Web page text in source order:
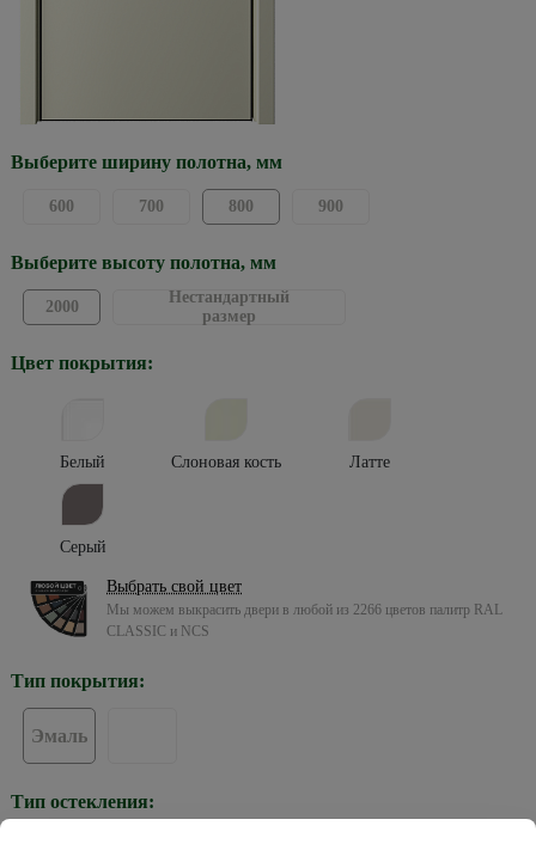
Выберите ширину полотна, мм
600 700 800 900
Выберите высоту полотна, мм
2000
Нестандартный
размер
Цвет покрытия:
Белый Слоновая кость Латте
Серый
Выбрать свой цвет
Мы можем выкрасить двери в любой из 2266 цветов палитр RAL
CLASSIC и NCS
Тип покрытия:
Эмаль
Тип остекления: